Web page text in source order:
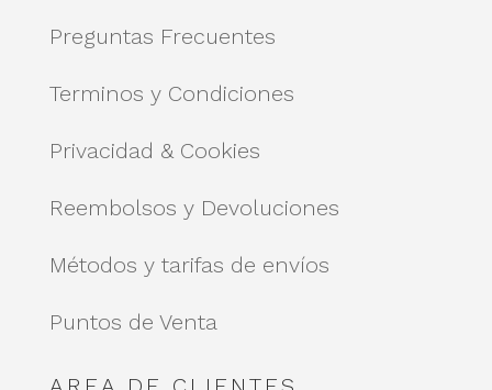
Preguntas Frecuentes
Terminos y Condiciones
Privacidad & Cookies
Reembolsos y Devoluciones
Métodos y tarifas de envíos
Puntos de Venta